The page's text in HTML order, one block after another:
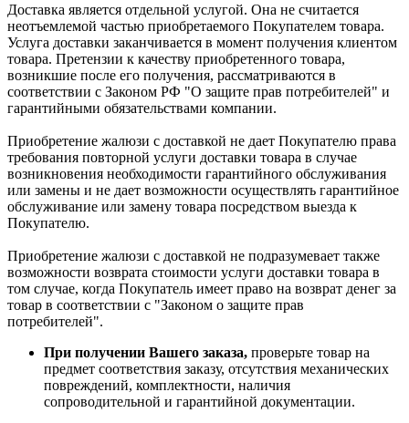
Доставка является отдельной услугой. Она не считается
неотъемлемой частью приобретаемого Покупателем товара.
Услуга доставки заканчивается в момент получения клиентом
товара. Претензии к качеству приобретенного товара,
возникшие после его получения, рассматриваются в
соответствии с Законом РФ "О защите прав потребителей" и
гарантийными обязательствами компании.
Приобретение жалюзи с доставкой не дает Покупателю права
требования повторной услуги доставки товара в случае
возникновения необходимости гарантийного обслуживания
или замены и не дает возможности осуществлять гарантийное
обслуживание или замену товара посредством выезда к
Покупателю.
Приобретение жалюзи с доставкой не подразумевает также
возможности возврата стоимости услуги доставки товара в
том случае, когда Покупатель имеет право на возврат денег за
товар в соответствии с "Законом о защите прав
потребителей".
При получении Вашего заказа, проверьте товар на
предмет соответствия заказу, отсутствия механических
повреждений, комплектности, наличия
сопроводительной и гарантийной документации.